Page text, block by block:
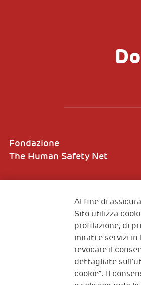
Fondazione
The Human Safety Net
2, Piazza Duca degli Abruzzi 34132
Al fine di
Sito utilizza
profilazione, di
mirati e servizi in
revocare il
dettagliate
cookie". Il